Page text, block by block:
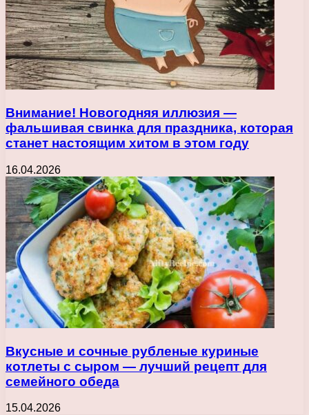
Внимание! Новогодняя иллюзия —
фальшивая свинка для праздника, которая
станет настоящим хитом в этом году
16.04.2026
Вкусные и сочные рубленые куриные
котлеты с сыром — лучший рецепт для
семейного обеда
15.04.2026